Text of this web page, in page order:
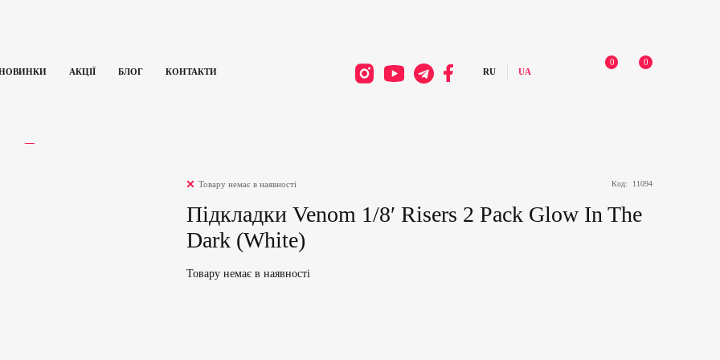
АКЦІЇ БЛОГ КОНТАКТИ
0 0
Товару немає в наявності Код: 11094
Підкладки Venom 1/8′ Risers 2 Pack Glow In The
Dark (White)
Товару немає в наявності